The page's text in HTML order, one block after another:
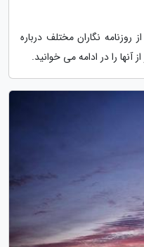
روزنامه نگاران مختلف درباره
آنها را در ادامه می خوانید.